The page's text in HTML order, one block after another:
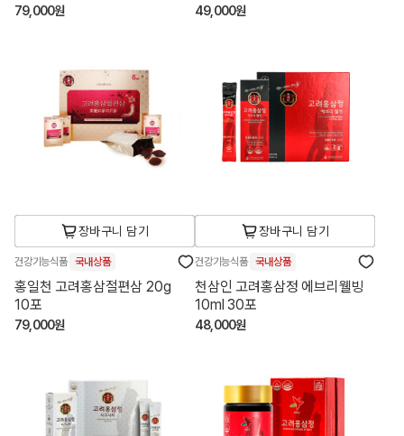
79,000원 49,000원
장바구니 담기
건강기능식품 국내상품
홍일천 고려홍삼절편삼 20g
10포
79,000원
장바구니 담기
건강기능식품 국내상품
천삼인 고려홍삼정 에브리웰빙
10ml 30포
48,000원